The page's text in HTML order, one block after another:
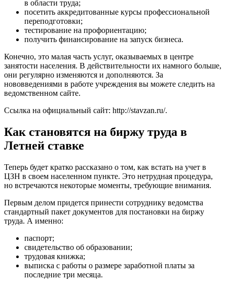
в области труда;
посетить аккредитованные курсы профессиональной
переподготовки;
тестирование на профориентацию;
получить финансирование на запуск бизнеса.
Конечно, это малая часть услуг, оказываемых в центре
занятости населения. В действительности их намного больше,
они регулярно изменяются и дополняются. За
нововведениями в работе учреждения вы можете следить на
ведомственном сайте.
Ссылка на официальный сайт: http://stavzan.ru/.
Как становятся на биржу труда в
Летней ставке
Теперь будет кратко рассказано о том, как встать на учет в
ЦЗН в своем населенном пункте. Это нетрудная процедура,
но встречаются некоторые моменты, требующие внимания.
Первым делом придется принести сотруднику ведомства
стандартный пакет документов для постановки на биржу
труда. А именно:
паспорт;
свидетельство об образовании;
трудовая книжка;
выписка с работы о размере заработной платы за
последние три месяца.